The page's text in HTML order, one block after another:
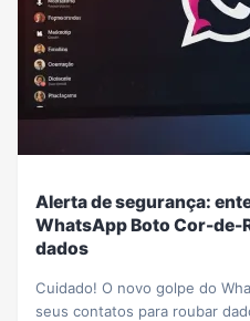
Alerta de segurança:
WhatsApp Boto Cor-de-
dados
Cuidado! O novo golpe do
seus contatos para roubar